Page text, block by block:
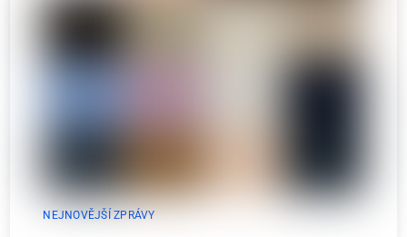
NEJNOVĚJŠÍ ZPRÁVY